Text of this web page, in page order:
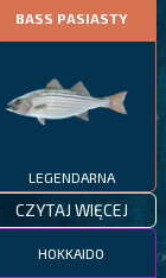
BASS PASIASTY
LEGENDARNA
CZYTAJ WIĘCEJ
HOKKAIDO